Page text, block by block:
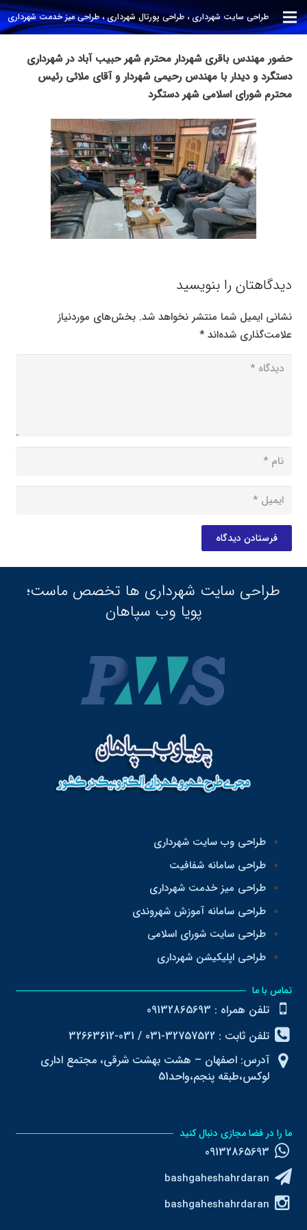
طراحی سایت شهرداری ، طراحی پورتال شهرداری ، طراحی میز خدمت شهرداری
حضور مهندس باقری شهردار محترم شهر حبیب آباد در شهرداری
دستگرد و دیدار با مهندس رحیمی شهردار و آقای ملائی رئیس
محترم شورای اسلامی شهر دستگرد
دیدگاهتان را بنویسید
نشانی ایمیل شما منتشر نخواهد شد. بخش‌های موردنیاز
علامت‌گذاری شده‌اند*
فرستادن دیدگاه
طراحی سایت شهرداری ها تخصص ماست؛
پویا وب سپاهان
طراحی وب سایت شهرداری
طراحی سامانه شفافیت
طراحی میز خدمت شهرداری
طراحی سامانه آموزش شهروندی
طراحی سایت شورای اسلامی
طراحی اپلیکیشن شهرداری
تماس با ما
تلفن همراه : 09132865693
تلفن ثابت : 32757522-031 / 031-32663612
آدرس: اصفهان – هشت بهشت شرقی، مجتمع اداری
لوکس،طبقه پنجم،واحد51
ما را در فضا مجازی دنبال کنید
09132865693
bashgaheshahrdaran
bashgaheshahrdaran